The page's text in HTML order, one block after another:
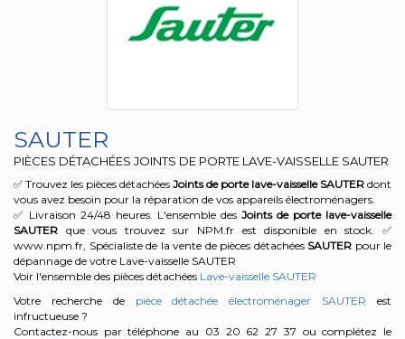
SAUTER
PIÈCES DÉTACHÉES JOINTS DE PORTE LAVE-VAISSELLE SAUTER
✅ Trouvez les pièces détachées Joints de porte lave-vaisselle SAUTER dont
vous avez besoin pour la réparation de vos appareils électroménagers.
✅ Livraison 24/48 heures. L'ensemble des Joints de porte lave-vaisselle
SAUTER que vous trouvez sur NPM.fr est disponible en stock. ✅
www.npm.fr, Spécialiste de la vente de pièces détachées SAUTER pour le
dépannage de votre Lave-vaisselle SAUTER
Voir l'ensemble des pièces détachées Lave-vaisselle SAUTER
Votre recherche de pièce détachée électroménager SAUTER est
infructueuse ?
Contactez-nous par téléphone au 03 20 62 27 37 ou complétez le